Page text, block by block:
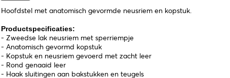
Hoofdstel met anatomisch gevormde neusriem en kopstuk.
Productspecificaties:
- Zweedse lak neusriem met sperriempje
- Anatomisch gevormd kopstuk
- Kopstuk en neusriem gevoerd met zacht leer
- Rond genaaid leer
- Haak sluitingen aan bakstukken en teugels